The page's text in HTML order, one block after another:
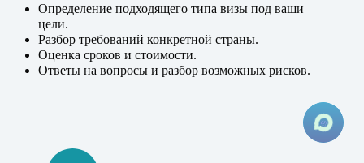
Определение подходящего типа визы под ваши
цели.
Разбор требований конкретной страны.
Оценка сроков и стоимости.
Ответы на вопросы и разбор возможных рисков.